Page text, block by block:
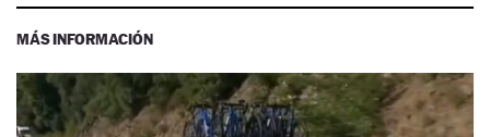
MÁS INFORMACIÓN